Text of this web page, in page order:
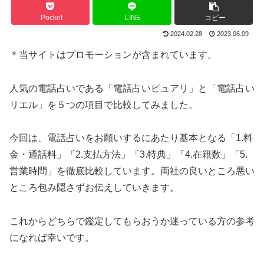
Pocket LINE コピー
2024.02.28 2023.06.09
＊当サイトはプロモーションが含まれています。
人気の電話占いである「電話占いピュアリ」と「電話占い
リエル」を５つの項目で比較してみました。
今回は、電話占いをお願いするにあたり基本となる「1.料
金・通話料」「2.支払方法」「3.特典」「4.在籍数」「5.
営業時間」を徹底比較しています。両社の良いところ悪い
ところ包み隠さずお伝えしていきます。
これからどちらで鑑定してもらおうか迷っている方の参考
になれば幸いです。